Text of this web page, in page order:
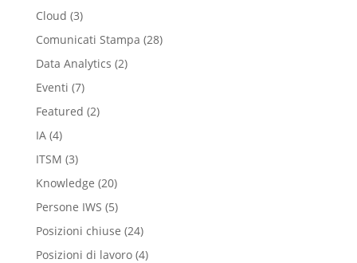
Cloud (3)
Comunicati Stampa (28)
Data Analytics (2)
Eventi (7)
Featured (2)
IA(4)
ITSM (3)
Knowledge (20)
Persone IWS (5)
Posizioni chiuse (24)
Posizioni di lavoro(4)